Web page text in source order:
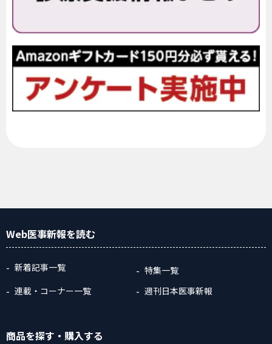
Web医事新報を読む
新着記事一覧
特集一覧
連載・コーナー一覧
週刊日本医事新報
商品を探す ・購入する